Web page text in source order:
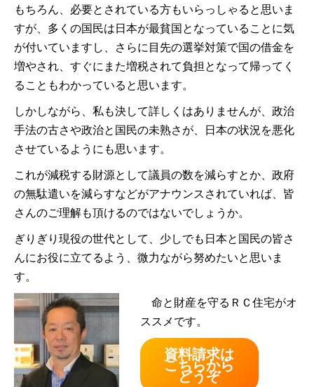
もちろん、必要とされている方もいらっしゃると思いま
すが、多くの国民は日本が最貧国となっていることに気
が付いていますし、さらに目先の選挙対策で国の借金を
増やされ、すぐにまた増税されて負担となって帰ってく
ることもわかっていると思います。
しかしながら、私も決して詳しくはありませんが、政治
手法の古さや政治と国民の未熟さが、日本の状況を悪化
させているようにも思います。
これが減税する財源として議員の数を減らすとか、政府
の無駄遣いを減らすなどがアナウンスされていれば、皆
さんのご理解も頂けるのではないでしょうか。
ぎりぎり現役の世代として、少しでも日本と国民の皆さ
んにお役に立てるよう、微力ながら努めたいと思いま
す。
命と財産を守るＲＣ住宅がオ
ススメです。
資料請求は
こちらから
どうぞ